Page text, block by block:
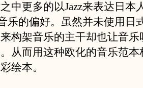
中更多的以Jazz来表达日本
乐的偏好。虽然并未使用日
构架音乐的主干却也让音乐
从而用这种欧化的音乐范本
绘本。